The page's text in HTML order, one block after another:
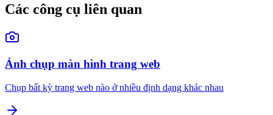
Các công cụ liên quan
Ảnh chụp màn hình trang web
Chụp bất kỳ trang web nào ở nhiều định dạng khác nhau